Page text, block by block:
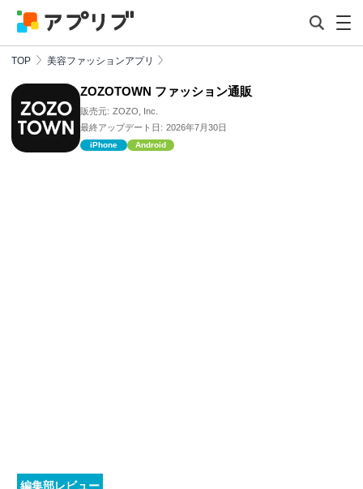
TOP 美容ファッションアプリ
ZOZOTOWN ファッション通販
販売元: ZOZO, Inc.
最終アップデート日: 2026年7月30日
iPhone Android
編集部レビュー